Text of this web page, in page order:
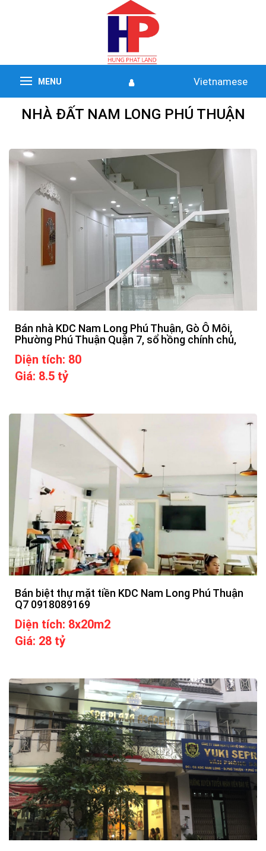
MENU Vietnamese
NHÀ ĐẤT NAM LONG PHÚ THUẬN
Bán nhà KDC Nam Long Phú Thuận, Gò Ô Môi,
Phường Phú Thuận Quận 7, sổ hồng chính chủ,
Diện tích: 80
Giá: 8.5 tỷ
Bán biệt thự mặt tiền KDC Nam Long Phú Thuận
Q7 0918089169
Diện tích: 8x20m2
Giá: 28 tỷ